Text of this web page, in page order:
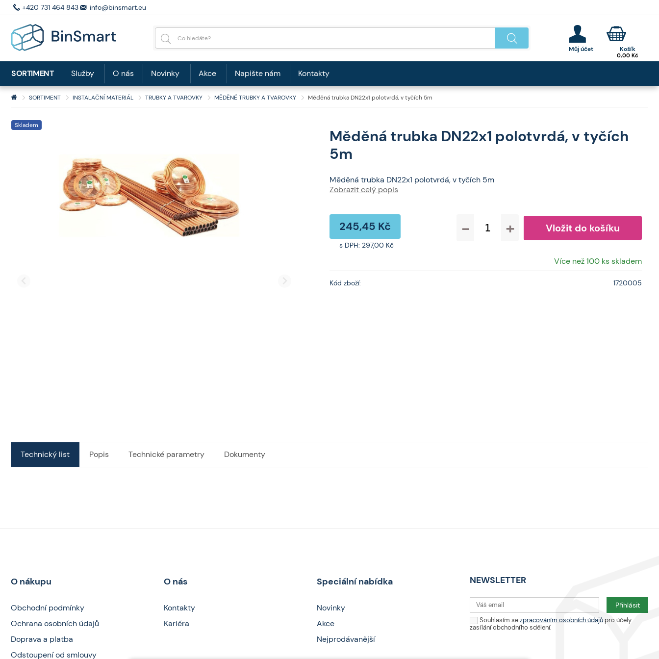
Skladem
Měděná trubka DN22x1 polotvrdá, v tyčích
5m
Měděná trubka DN22x1 polotvrdá, v tyčích 5m
Zobrazit celý popis
245,45 Kč
s DPH: 297,00 Kč
- +
Více než 100 ks skladem
Kód zboží: 1720005
Technický list Popis Technické parametry Dokumenty
+420 731 464 843 info@binsmart.eu
0,00 Kč
SORTIMENT INSTALAČNÍ MATERIÁL TRUBKY A TVAROVKY MĚDĚNÉ TRUBKY A TVAROVKY Měděná trubka DN22x1 polotvrdá, v tyčích 5m
SORTIMENT Služby O nás Novinky Akce Napište nám Kontakty
O nákupu
Obchodní podmínky
Ochrana osobních údajů
Doprava a platba
Odstoupení od smlouvy
O nás
Kontakty
Kariéra
Speciální nabídka
Novinky
Akce
Nejprodávanější
NEWSLETTER
Souhlasím sezpracováním osobních údajů pro účely
zasílání obchodního sdělení.